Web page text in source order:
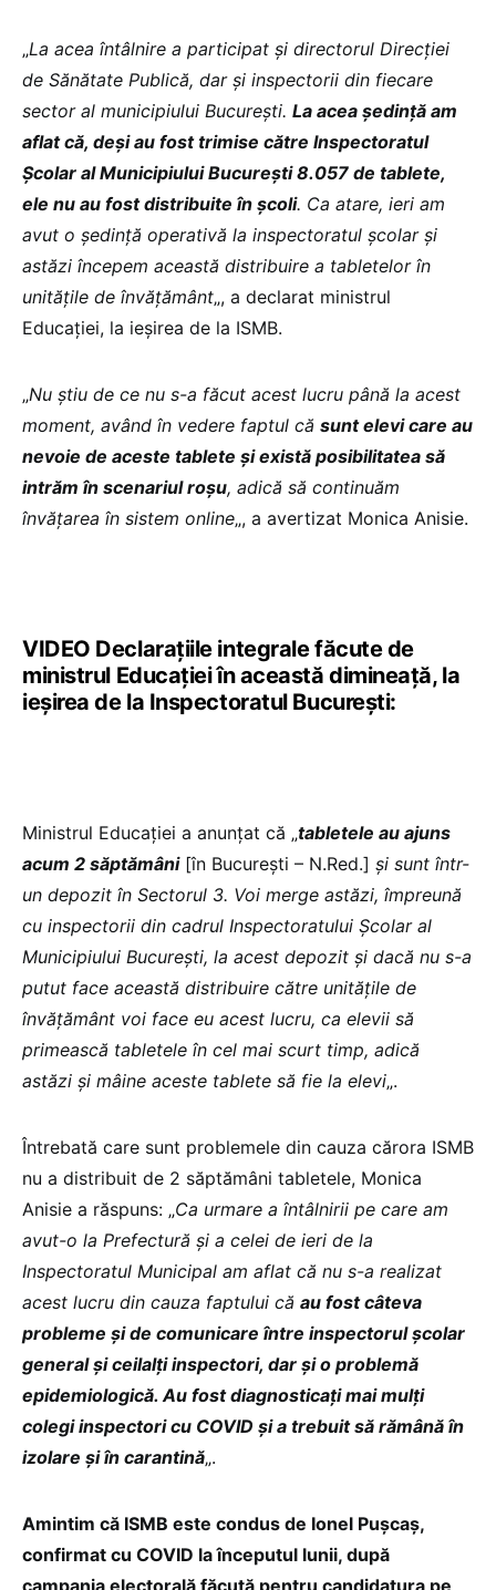
„La acea întâlnire a participat și directorul Direcției
de Sănătate Publică, dar și inspectorii din fiecare
sector al municipiului București. La acea ședință am
aflat că, deși au fost trimise către Inspectoratul
Școlar al Municipiului București 8.057 de tablete,
ele nu au fost distribuite în școli. Ca atare, ieri am
avut o ședință operativă la inspectoratul școlar și
astăzi începem această distribuire a tabletelor în
unitățile de învățământ„, a declarat ministrul
Educației, la ieșirea de la ISMB.
„Nu știu de ce nu s-a făcut acest lucru până la acest
moment, având în vedere faptul că sunt elevi care au
nevoie de aceste tablete și există posibilitatea să
intrăm în scenariul roșu, adică să continuăm
învățarea în sistem online„, a avertizat Monica Anisie.
VIDEO Declarațiile integrale făcute de
ministrul Educației în această dimineață, la
ieșirea de la Inspectoratul București:
Ministrul Educației a anunțat că „tabletele au ajuns
acum 2 săptămâni[în București – N.Red.] și sunt într-
un depozit în Sectorul 3. Voi merge astăzi, împreună
cu inspectorii din cadrul Inspectoratului Școlar al
Municipiului București, la acest depozit și dacă nu s-a
putut face această distribuire către unitățile de
învățământ voi face eu acest lucru, ca elevii să
primească tabletele în cel mai scurt timp, adică
astăzi și mâine aceste tablete să fie la elevi„.
Întrebată care sunt problemele din cauza cărora ISMB
nu a distribuit de 2 săptămâni tabletele, Monica
Anisie a răspuns: „Ca urmare a întâlnirii pe care am
avut-o la Prefectură și a celei de ieri de la
Inspectoratul Municipal am aflat că nu s-a realizat
acest lucru din cauza faptului că au fost câteva
probleme și de comunicare între inspectorul școlar
general și ceilalți inspectori, dar și o problemă
epidemiologică. Au fost diagnosticați mai mulți
colegi inspectori cu COVID și a trebuit să rămână în
izolare și în carantină„.
Amintim că ISMB este condus de Ionel Pușcaș,
confirmat cu COVID la începutul lunii, după